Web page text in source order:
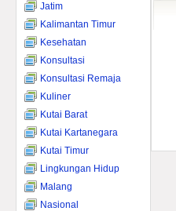
Jatim
Kalimantan Timur
Kesehatan
Konsultasi
Konsultasi Remaja
Kuliner
Kutai Barat
Kutai Kartanegara
Kutai Timur
Lingkungan Hidup
Malang
Nasional